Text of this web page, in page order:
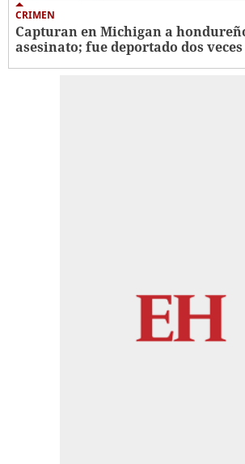
CRIMEN
Capturan en Michigan a
asesinato; fue deportado dos veces